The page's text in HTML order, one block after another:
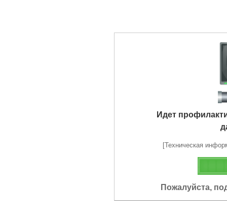
Идет
[Техническая
Пожалуйста,